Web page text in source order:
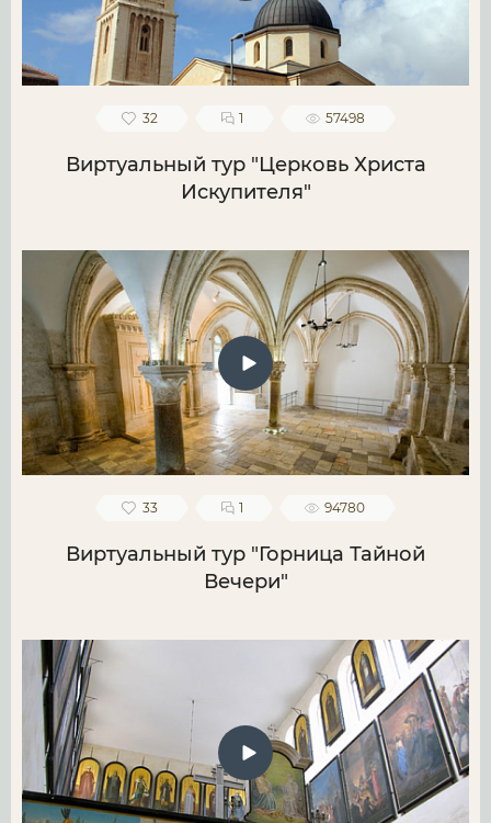
32 1 57498
Виртуальный тур "Церковь Христа
Искупителя"
33 1 94780
Виртуальный тур "Горница Тайной
Вечери"